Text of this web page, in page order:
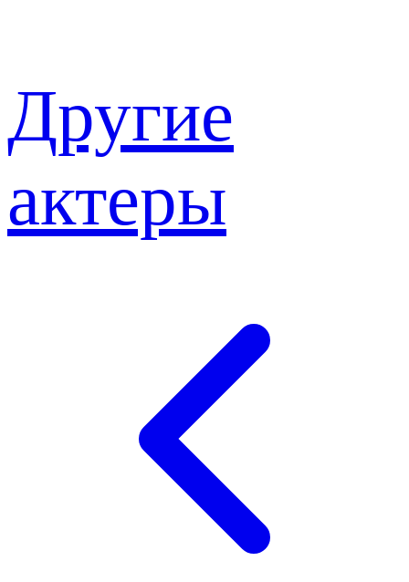
Другие
актеры